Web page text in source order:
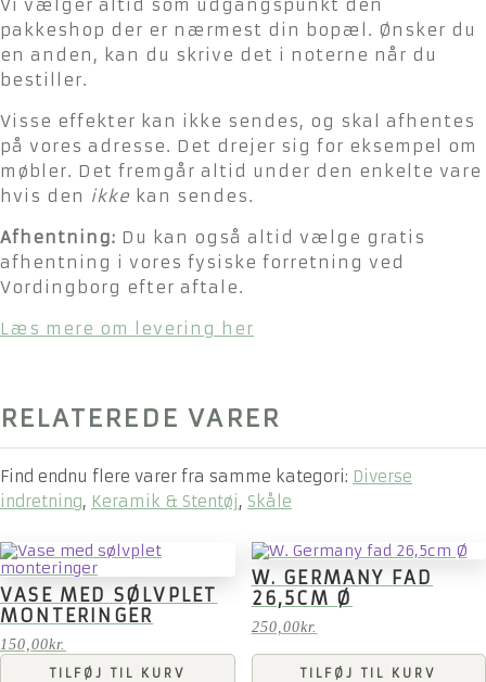
Vi vælger altid som udgangspunkt den
pakkeshop der er nærmest din bopæl. Ønsker du
en anden, kan du skrive det i noterne når du
bestiller.
Visse effekter kan ikke sendes, og skal afhentes
på vores adresse. Det drejer sig for eksempel om
møbler. Det fremgår altid under den enkelte vare
hvis den ikke kan sendes.
Afhentning: Du kan også altid vælge gratis
afhentning i vores fysiske forretning ved
Vordingborg efter aftale.
Læs mere om levering her
RELATEREDE VARER
Find endnu flere varer fra samme kategori: Diverse
indretning, Keramik & Stentøj, Skåle
VASE MED SØLVPLET
MONTERINGER
150,00kr.
TILFØJ TIL KURV
W. GERMANY FAD
26,5CM Ø
250,00kr.
TILFØJ TIL KURV